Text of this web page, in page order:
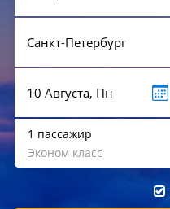
1 пассажир
Эконом класс